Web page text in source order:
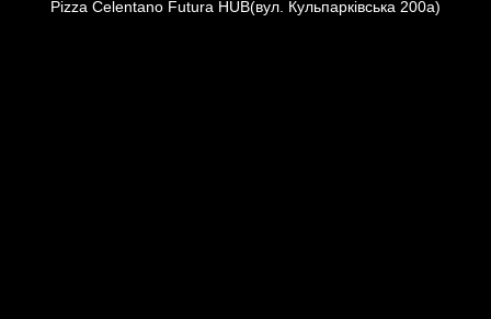
Pizza Celentano Futura HUB(вул. Кульпарківська 200а)